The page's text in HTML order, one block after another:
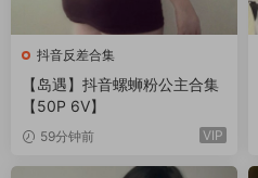
抖音反差合集
【岛遇】抖音螺蛳粉公主合集
【50P 6V】
59分钟前 VIP